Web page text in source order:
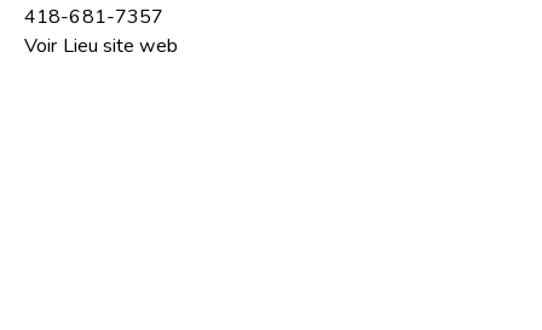
418-681-7357
Voir Lieu site web